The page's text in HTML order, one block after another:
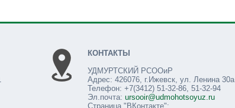
КОНТАКТЫ
УДМУРТСКИЙ РСООиР
Адрес: 426076, г.Ижевск, ул. Ленина 30а
Телефон: +7(3412) 51-32-86, 51-32-94
Эл.почта: ursooir@udmohotsoyuz.ru
Страница "ВКонтакте":